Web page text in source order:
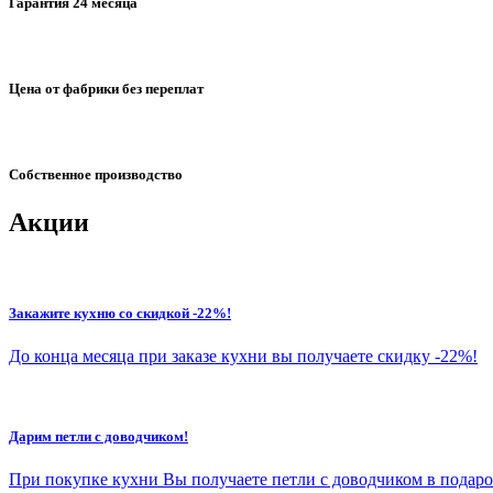
Цена от фабрики без переплат
Собственное производство
Акции
Закажите кухню со скидкой -22%!
До конца месяца при заказе кухни вы получаете скидку -22%!
Дарим петли с доводчиком!
При покупке кухни Вы получаете петли с доводчиком в